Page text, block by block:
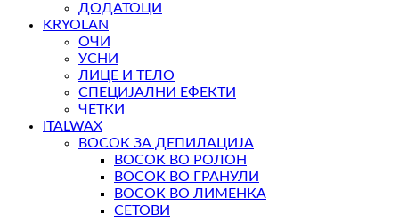
ДОДАТОЦИ
KRYOLAN
ОЧИ
УСНИ
ЛИЦЕ И ТЕЛО
СПЕЦИЈАЛНИ ЕФЕКТИ
ЧЕТКИ
ITALWAX
ВОСОК ЗА ДЕПИЛАЦИЈА
ВОСОК ВО РОЛОН
ВОСОК ВО ГРАНУЛИ
ВОСОК ВО ЛИМЕНКА
СЕТОВИ